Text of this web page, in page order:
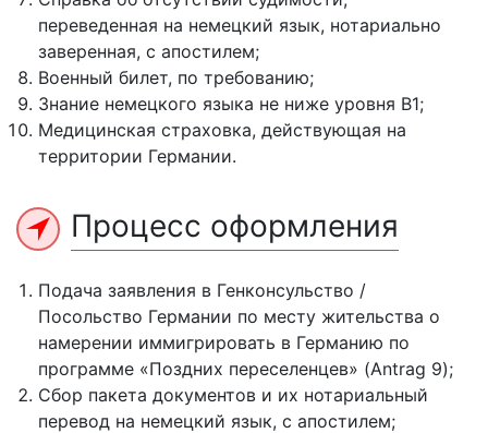
переведенная на немецкий язык, нотариально
заверенная, с апостилем;
Военный билет, по требованию;
Знание немецкого языка не ниже уровня В1;
Медицинская страховка, действующая на
территории Германии.
Процесс оформления
Подача заявления в Генконсульство /
Посольство Германии по месту жительства о
намерении иммигрировать в Германию по
программе «Поздних переселенцев» (Antrag 9);
Сбор пакета документов и их нотариальный
перевод на немецкий язык, с апостилем;